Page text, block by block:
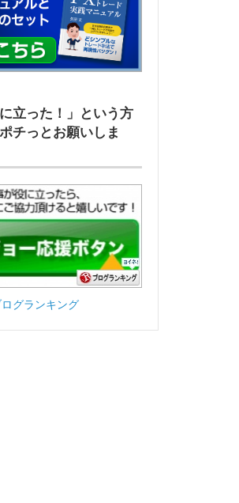
立った！」という方
チっとお願いしま
ログランキング